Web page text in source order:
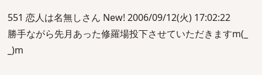
551 恋人は名無しさん New! 2006/09/12(火) 17:02:22
勝手ながら先月あった修羅場投下させていただきますm(_
_)m